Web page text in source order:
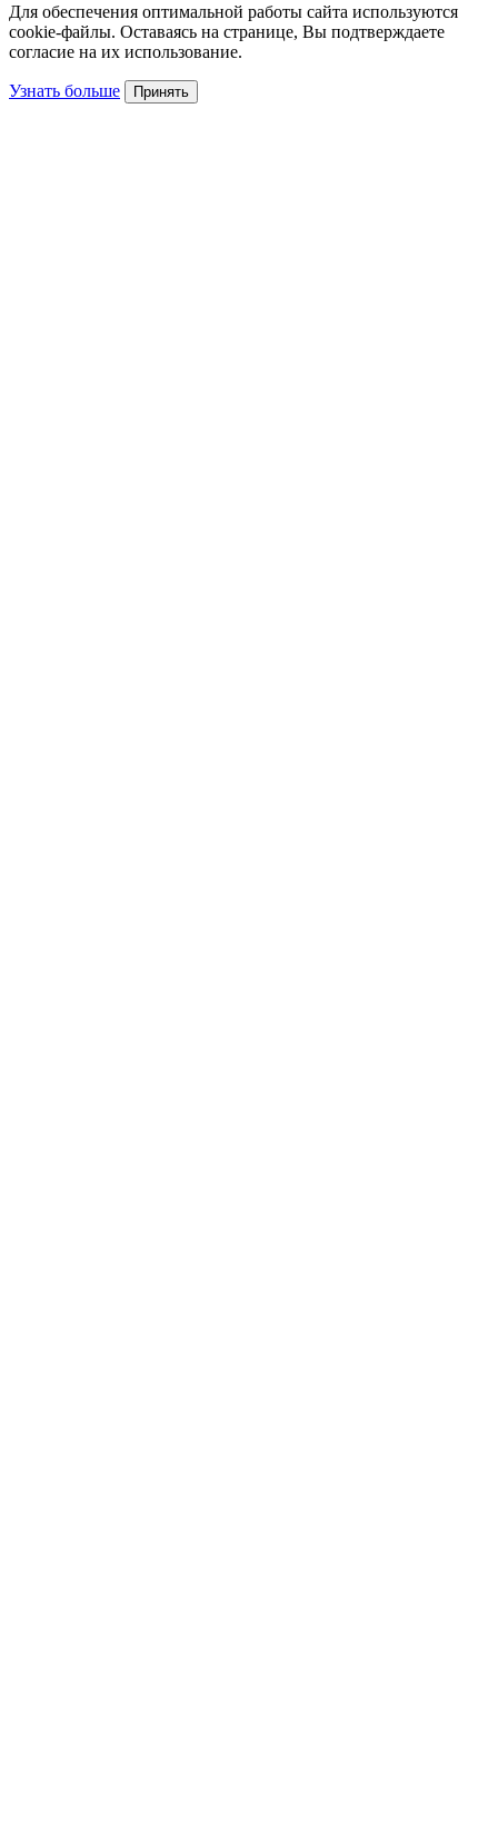
Для обеспечения оптимальной работы сайта используются
cookie-файлы. Оставаясь на странице, Вы подтверждаете
согласие на их использование.
Узнать больше Принять